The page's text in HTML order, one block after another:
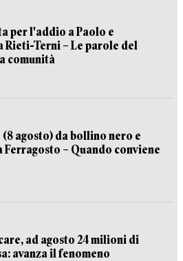
per l'addio a Paolo e
Rieti-Terni – Le parole del
comunità
agosto) da bollino nero e
– Quando conviene
ad agosto 24 milioni di
avanza il fenomeno